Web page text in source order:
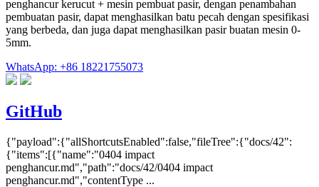
penghancur kerucut + mesin pembuat pasir, dengan penambahan
pembuatan pasir, dapat menghasilkan batu pecah dengan spesifikasi
yang berbeda, dan juga dapat menghasilkan pasir buatan mesin 0-
5mm.
WhatsApp: +86 18221755073
GitHub
{"payload":{"allShortcutsEnabled":false,"fileTree":{"docs/42":
{"items":[{"name":"0404 impact
penghancur.md","path":"docs/42/0404 impact
penghancur.md","contentType ...